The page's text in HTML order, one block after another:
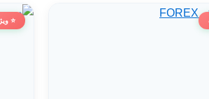
⭐